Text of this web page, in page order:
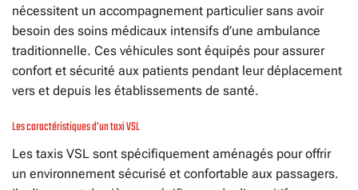
nécessitent un accompagnement particulier sans avoir
besoin des soins médicaux intensifs d’une ambulance
traditionnelle. Ces véhicules sont équipés pour assurer
confort et sécurité aux patients pendant leur déplacement
vers et depuis les établissements de santé.
Les caractéristiques d’un taxi VSL
Les taxis VSL sont spécifiquement aménagés pour offrir
un environnement sécurisé et confortable aux passagers.